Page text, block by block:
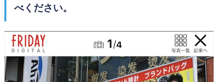
べください。